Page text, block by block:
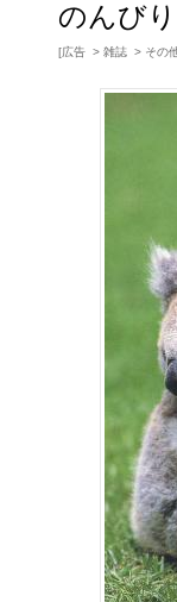
のんび
[広告 > 雑誌 > その